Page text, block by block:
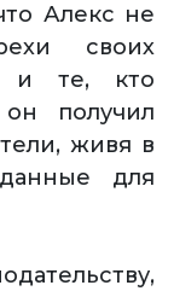
Алекс не
своих
и те, кто
получил
живя в
для